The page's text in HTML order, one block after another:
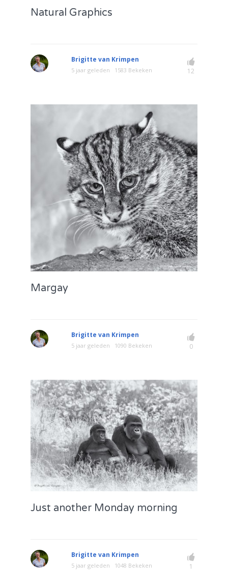
Natural Graphics
Brigitte van Krimpen
5 jaar geleden 1583 Bekeken 12
Margay
Brigitte van Krimpen
5 jaar geleden 1090 Bekeken 0
Just another Monday morning
Brigitte van Krimpen
5 jaar geleden 1048 Bekeken 1